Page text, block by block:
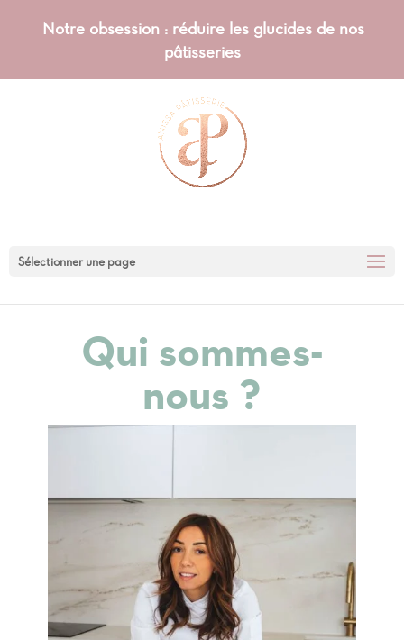
Notre obsession : réduire les glucides de nos
pâtisseries
Sélectionner une page
Qui sommes-
nous ?